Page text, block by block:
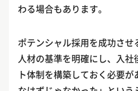
わる場合もあります。
ポテンシャル採用を成功さ
人材の基準を明確にし、入
ト体制を構築しておく必要